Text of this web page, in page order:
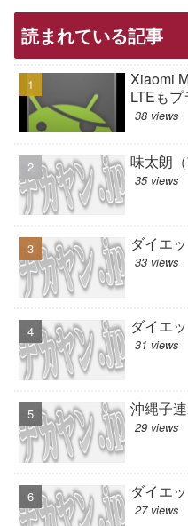
読まれている記事
Xiaomi
LTEも
38 views
味太朗（
35 views
ダイエ
33 views
ダイエ
31 views
沖縄子
29 views
ダイエ
27 views